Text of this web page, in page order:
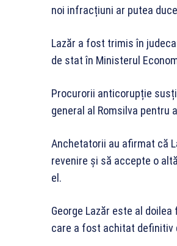
noi infracțiuni ar putea
Lazăr a fost trimis în
de stat în Ministerul
Procurorii anticorupție
general al Romsilva pentru
Anchetatorii au afirmat că
revenire și să accepte o
el.
George Lazăr este al
care a fost achitat definitiv